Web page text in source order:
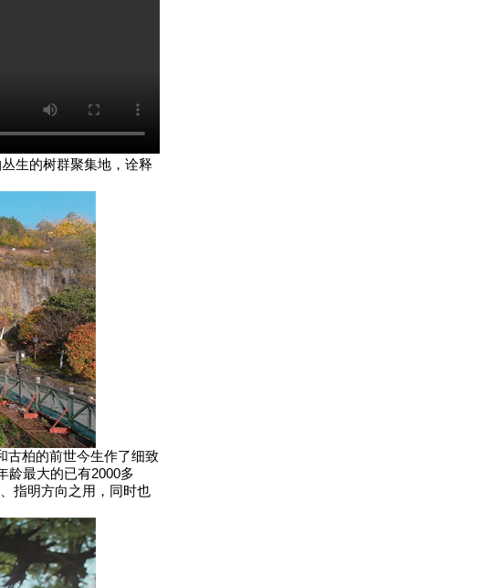
生的树群聚集地，诠释
柏的前世今生作了细致
龄最大的已有2000多
指明方向之用，同时也